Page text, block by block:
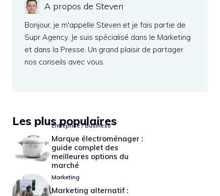
A propos de Steven
Bonjour, je m'appelle Steven et je fais partie de
Supr Agency. Je suis spécialisé dans le Marketing
et dans la Presse. Un grand plaisir de partager
nos conseils avec vous.
Les plus populaires
Entreprise / Business
Marque électroménager :
guide complet des
meilleures options du
marché
Marketing
Marketing alternatif :